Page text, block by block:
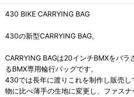
430 BIKE CARRYING BAG
430の新型CARRYING BAG。
CARRYING BAGは20インチBMXをバラ
るBMX専用輪行バッグです。
430では長年に渡りこれを制作し販売
物に比べ薄手の生地に変更し、ファス